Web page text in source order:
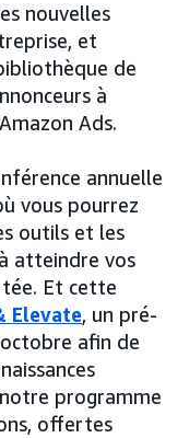
nouvelles
et
de
à
Ads.
annuelle
vous pourrez
outils et les
atteindre vos
Et cette
Elevate, un pré-
afin de
programme
offertes